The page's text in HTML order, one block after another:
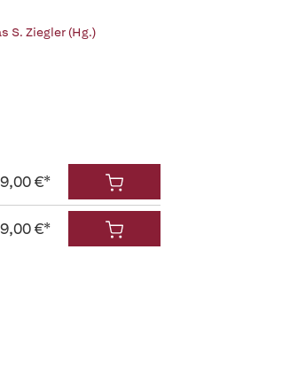
S. Ziegler (Hg.)
€*
€*